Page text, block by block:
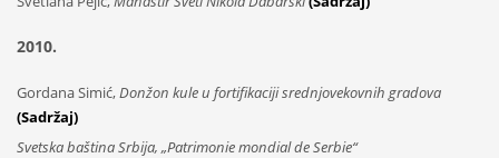
2010.
Gordana Simić,Donžon kule u fortifikaciji srednjovekovnih gradova
(Sadržaj)
Svetska baština Srbija, „Patrimonie mondial de Serbie“